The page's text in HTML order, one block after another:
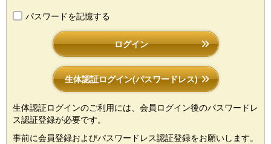
パスワードを記憶する
ログイン
生体認証ログイン(パスワードレス)
生体認証ログインのご利用には、会員ログイン後のパスワードレ
ス認証登録が必要です。
事前に会員登録およびパスワードレス認証登録をお願いします。